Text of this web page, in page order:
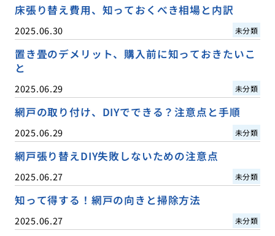
床張り替え費用、知っておくべき相場と内訳
2025.06.30 未分類
置き畳のデメリット、購入前に知っておきたいこ
と
2025.06.29 未分類
網戸の取り付け、DIYでできる？注意点と手順
2025.06.29 未分類
網戸張り替えDIY失敗しないための注意点
2025.06.27 未分類
知って得する！網戸の向きと掃除方法
2025.06.27 未分類